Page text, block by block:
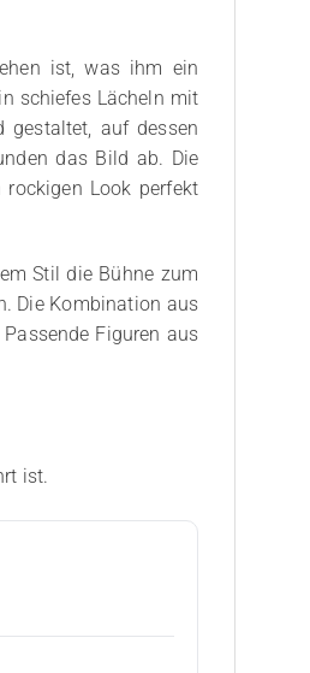
ist, was ihm ein
schiefes Lächeln mit
gestaltet, auf dessen
das Bild ab. Die
Look perfekt
Stil die Bühne zum
Die Kombination aus
Figuren aus
ist.